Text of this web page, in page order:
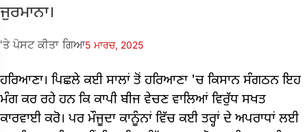
ਜੁਰਮਾਨਾ।
'ਤੇ ਪੋਸਟ ਕੀਤਾ ਗਿਆ5 ਮਾਰਚ, 2025
ਹਰਿਆਣਾ। ਪਿਛਲੇ ਕਈ ਸਾਲਾਂ ਤੋਂ ਹਰਿਆਣਾ 'ਚ ਕਿਸਾਨ ਸੰਗਠਨ ਇਹ
ਮੰਗ ਕਰ ਰਹੇ ਹਨ ਕਿ ਕਾਪੀ ਬੀਜ ਵੇਚਣ ਵਾਲਿਆਂ ਵਿਰੁੱਧ ਸਖਤ
ਕਾਰਵਾਈ ਕਰੋ। ਪਰ ਮੌਜੂਦਾ ਕਾਨੂੰਨਾਂ ਵਿੱਚ ਕਈ ਤਰ੍ਹਾਂ ਦੇ ਅਪਰਾਧਾਂ ਲਈ